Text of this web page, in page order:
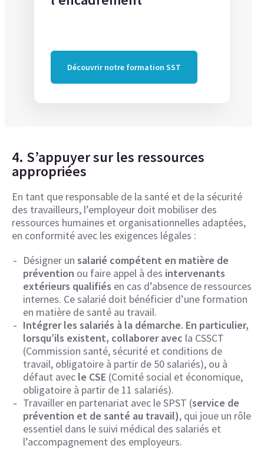
Découvrir notre formation SST
4. S’appuyer sur les ressources
appropriées
En tant que responsable de la santé et de la sécurité
des travailleurs, l’employeur doit mobiliser des
ressources humaines et organisationnelles adaptées,
en conformité avec les exigences légales :
Désigner un salarié compétent en matière de
prévention ou faire appel à des intervenants
extérieurs qualifiés en cas d’absence de ressources
internes. Ce salarié doit bénéficier d’une formation
en matière de santé au travail.
Intégrer les salariés à la démarche. En particulier,
lorsqu’ils existent, collaborer avec la CSSCT
(Commission santé, sécurité et conditions de
travail, obligatoire à partir de 50 salariés), ou à
défaut avec le CSE (Comité social et économique,
obligatoire à partir de 11 salariés).
Travailler en partenariat avec le SPST (service de
prévention et de santé au travail), qui joue un rôle
essentiel dans le suivi médical des salariés et
l’accompagnement des employeurs.